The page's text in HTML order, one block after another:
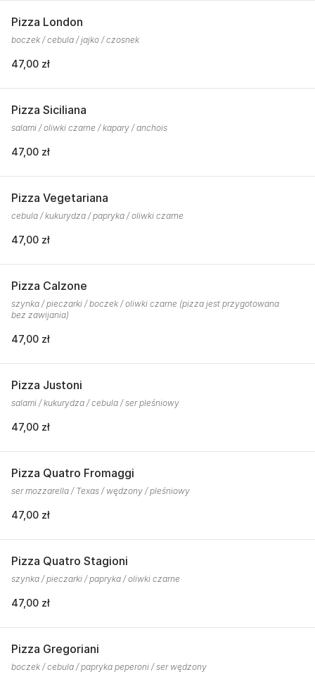
Pizza London
boczek / cebula / jajko / czosnek
47,00 zł
Pizza Siciliana
salami / oliwki czarne / kapary / anchois
47,00 zł
Pizza Vegetariana
cebula / kukurydza / papryka / oliwki czarne
47,00 zł
Pizza Calzone
szynka / pieczarki / boczek / oliwki czarne (pizza jest przygotowana
bez zawijania)
47,00 zł
Pizza Justoni
salami / kukurydza / cebula / ser pleśniowy
47,00 zł
Pizza Quatro Fromaggi
ser mozzarella / Texas / wędzony / pleśniowy
47,00 zł
Pizza Quatro Stagioni
szynka / pieczarki / papryka / oliwki czarne
47,00 zł
Pizza Gregoriani
boczek / cebula / papryka peperoni / ser wędzony